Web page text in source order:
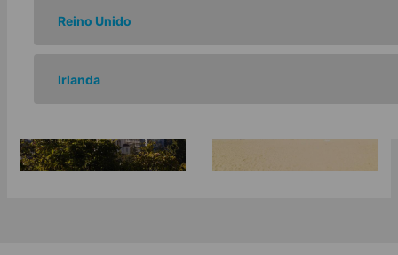
Reino Unido
Irlanda
São Francisco -